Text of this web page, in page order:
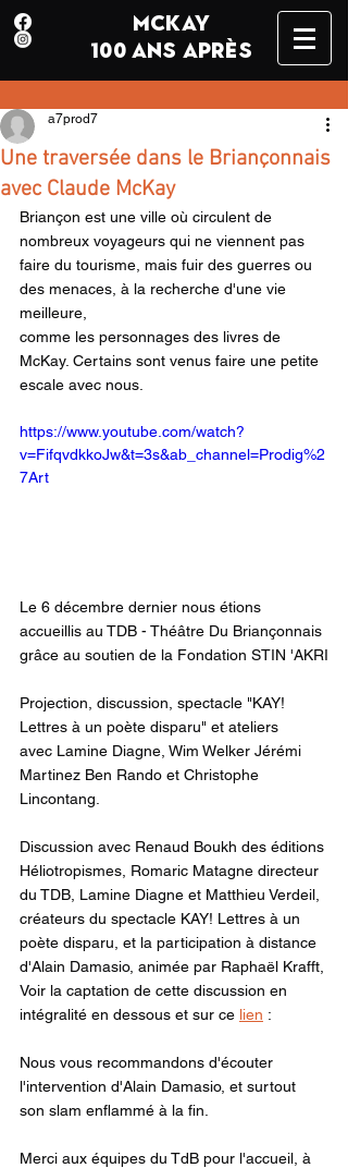
MCKAY
100 ANS APRÈS
Une traversée dans le Briançonnais
avec Claude McKay
a7prod7
Briançon est une ville où circulent de
nombreux voyageurs qui ne viennent pas
faire du tourisme, mais fuir des guerres ou
des menaces, à la recherche d'une vie
meilleure,
comme les personnages des livres de
McKay. Certains sont venus faire une petite
escale avec nous.
https://www.youtube.com/watch?
v=FifqvdkkoJw&t=3s&ab_channel=Prodig%2
7Art
Le 6 décembre dernier nous étions
accueillis au TDB - Théâtre Du Briançonnais
grâce au soutien de la Fondation STIN 'AKRI
Projection, discussion, spectacle "KAY!
Lettres à un poète disparu" et ateliers
avec Lamine Diagne, Wim Welker Jérémi
Martinez Ben Rando et Christophe
Lincontang.
Discussion avec Renaud Boukh des éditions
Héliotropismes, Romaric Matagne directeur
du TDB, Lamine Diagne et Matthieu Verdeil,
créateurs du spectacle KAY! Lettres à un
poète disparu, et la participation à distance
d'Alain Damasio, animée par Raphaël Krafft,
Voir la captation de cette discussion en
intégralité en dessous et sur ce lien :
Nous vous recommandons d'écouter
l'intervention d'Alain Damasio, et surtout
son slam enflammé à la fin.
Merci aux équipes du TdB pour l'accueil, à